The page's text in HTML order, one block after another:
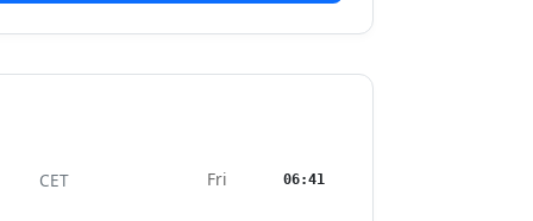
CET Fri 06:41